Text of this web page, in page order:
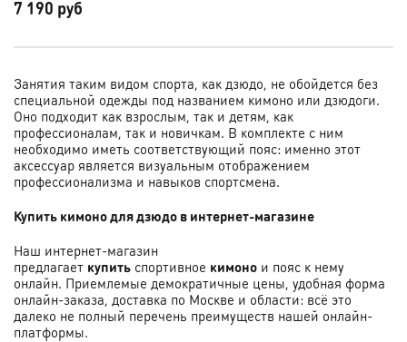
7 190 руб
Занятия таким видом спорта, как дзюдо, не обойдется без
специальной одежды под названием кимоно или дзюдоги.
Оно подходит как взрослым, так и детям, как
профессионалам, так и новичкам. В комплекте с ним
необходимо иметь соответствующий пояс: именно этот
аксессуар является визуальным отображением
профессионализма и навыков спортсмена.
Купить кимоно для дзюдо в интернет-магазине
Наш интернет-магазин
предлагает купить спортивное кимоно и пояс к нему
онлайн. Приемлемые демократичные цены, удобная форма
онлайн-заказа, доставка по Москве и области: всё это
далеко не полный перечень преимуществ нашей онлайн-
платформы.